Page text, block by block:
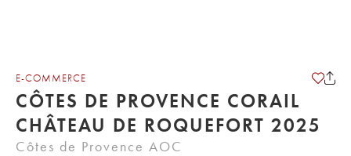
E-COMMERCE
CÔTES DE PROVENCE CORAIL
CHÂTEAU DE ROQUEFORT 2025
Côtes de Provence AOC